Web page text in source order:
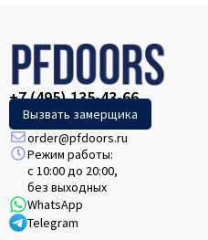
+7 (495) 135-43-66
Вызвать замерщика
order@pfdoors.ru
Режим работы:
с 10:00 до 20:00,
без выходных
WhatsApp
Telegram